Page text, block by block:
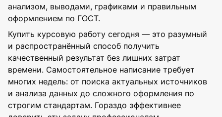
анализом, выводами, графиками и правильным
оформлением по ГОСТ.
Купить курсовую работу сегодня — это разумный
и распространённый способ получить
качественный результат без лишних затрат
времени. Самостоятельное написание требует
многих недель: от поиска актуальных источников
и анализа данных до сложного оформления по
строгим стандартам. Гораздо эффективнее